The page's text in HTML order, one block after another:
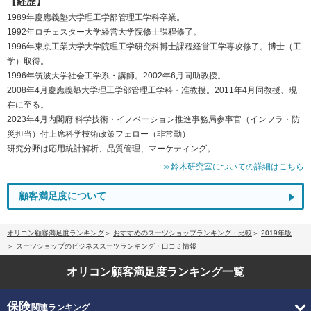
1989年慶應義塾大学理工学部管理工学科卒業。
1992年ロチェスター大学経営大学院修士課程修了。
1996年東京工業大学大学院理工学研究科博士課程経営工学専攻修了。博士（工
学）取得。
1996年筑波大学社会工学系・講師。2002年6月同助教授。
2008年4月慶應義塾大学理工学部管理工学科・准教授。2011年4月同教授、現
在に至る。
2023年4月内閣府 科学技術・イノベーション推進事務局参事官（インフラ・防
災担当）付上席科学技術政策フェロー（非常勤）
研究分野は応用統計解析、品質管理、マーケティング。
≫鈴木研究室についての詳細はこちら
顧客満足度について
オリコン顧客満足度ランキング おすすめのスーツショップランキング・比較
2019年版
スーツショップのビジネススーツランキング・口コミ情報
オリコン顧客満足度ランキング一覧
保険関連ランキング